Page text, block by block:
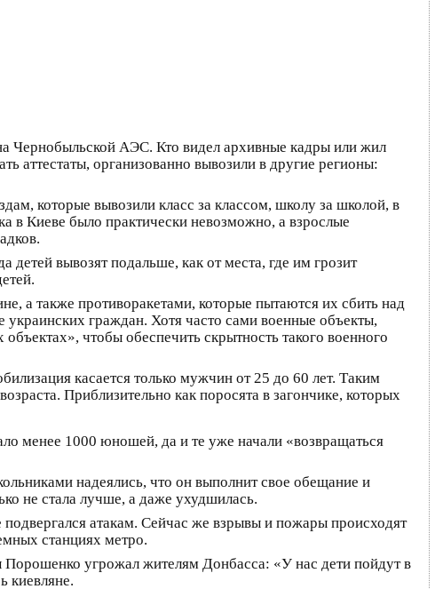
Чернобыльской АЭС. Кто видел архивные кадры или жил
аттестаты, организованно вывозили в другие регионы:
которые вывозили класс за классом, школу за школой, в
в Киеве было практически невозможно, а взрослые
вывозят подальше, как от места, где им грозит
а также противоракетами, которые пытаются их сбить над
граждан. Хотя часто сами военные объекты,
чтобы обеспечить скрытность такого военного
касается только мужчин от 25 до 60 лет. Таким
Приблизительно как поросята в загончике, которых
менее 1000 юношей, да и те уже начали «возвращаться
надеялись, что он выполнит свое обещание и
не стала лучше, а даже ухудшилась.
атакам. Сейчас же взрывы и пожары происходят
станциях метро.
угрожал жителям Донбасса: «У нас дети пойдут в
киевляне.